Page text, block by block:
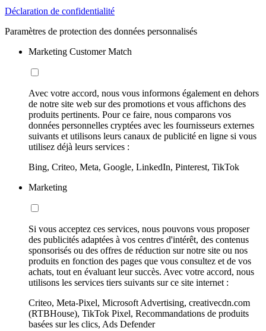
Déclaration de confidentialité
Paramètres de protection des données personnalisés
Marketing Customer Match
Avec votre accord, nous vous informons également en dehors
de notre site web sur des promotions et vous affichons des
produits pertinents. Pour ce faire, nous comparons vos
données personnelles cryptées avec les fournisseurs externes
suivants et utilisons leurs canaux de publicité en ligne si vous
utilisez déjà leurs services :
Bing, Criteo, Meta, Google, LinkedIn, Pinterest, TikTok
Marketing
Si vous acceptez ces services, nous pouvons vous proposer
des publicités adaptées à vos centres d'intérêt, des contenus
sponsorisés ou des offres de réduction sur notre site ou nos
produits en fonction des pages que vous consultez et de vos
achats, tout en évaluant leur succès. Avec votre accord, nous
utilisons les services tiers suivants sur ce site internet :
Criteo, Meta-Pixel, Microsoft Advertising, creativecdn.com
(RTBHouse), TikTok Pixel, Recommandations de produits
basées sur les clics, Ads Defender